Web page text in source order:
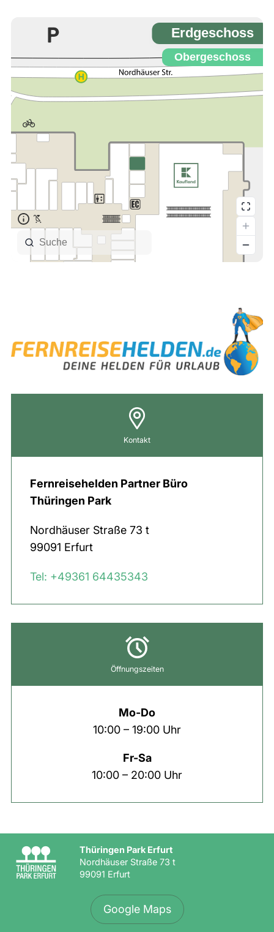
Kontakt
Fernreisehelden Partner Büro
Thüringen Park
Nordhäuser Straße 73 t
99091 Erfurt
Tel: +49361 64435343
Öffnungszeiten
Mo-Do
10:00 – 19:00 Uhr
Fr-Sa
10:00 – 20:00 Uhr
Thüringen Park Erfurt
Nordhäuser Straße 73 t
99091 Erfurt
Google Maps